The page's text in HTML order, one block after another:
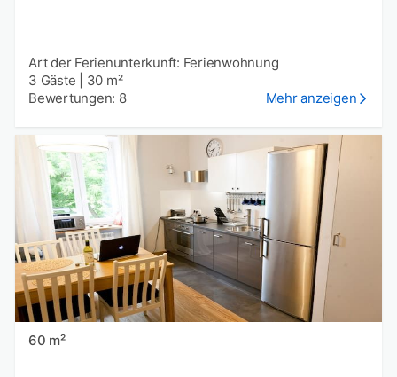
Art der Ferienunterkunft: Ferienwohnung
3 Gäste
30 m²
Bewertungen: 8
Mehr anzeigen
60 m²